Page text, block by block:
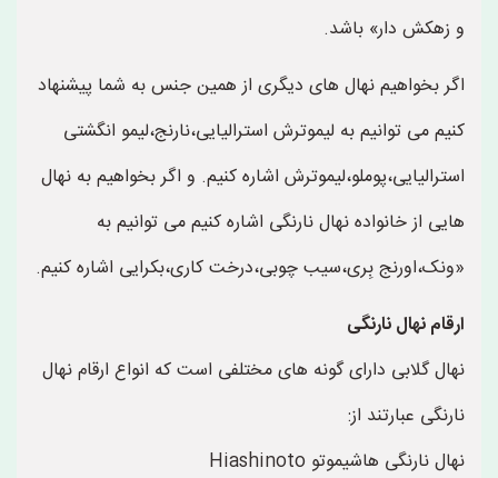
و زهکش دار» باشد.
اگر بخواهیم نهال های دیگری از همین جنس به شما پیشنهاد
کنیم می توانیم به لیموترش استرالیایی،نارنج،لیمو انگشتی
استرالیایی،پوملو،لیموترش اشاره کنیم. و اگر بخواهیم به نهال
هایی از خانواده نهال نارنگی اشاره کنیم می توانیم به
«ونک،اورنج بِری،سیب چوبی،درخت کاری،بکرایی اشاره کنیم.
ارقام نهال نارنگی
نهال گلابی دارای گونه های مختلفی است که انواع ارقام نهال
نارنگی عبارتند از:
نهال نارنگی هاشیموتو Hiashinoto